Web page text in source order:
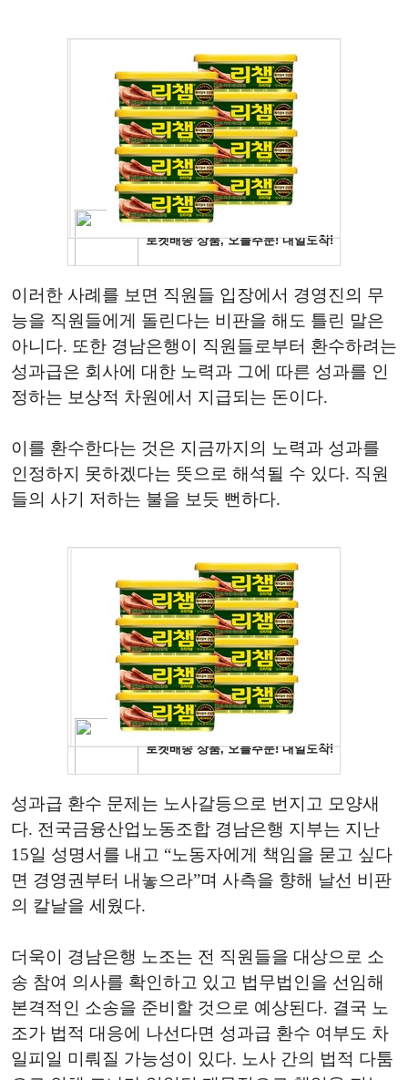
이러한 사례를 보면 직원들 입장에서 경영진의 무
능을 직원들에게 돌린다는 비판을 해도 틀린 말은
아니다. 또한 경남은행이 직원들로부터 환수하려는
성과급은 회사에 대한 노력과 그에 따른 성과를 인
정하는 보상적 차원에서 지급되는 돈이다.
이를 환수한다는 것은 지금까지의 노력과 성과를
인정하지 못하겠다는 뜻으로 해석될 수 있다. 직원
들의 사기 저하는 불을 보듯 뻔하다.
성과급 환수 문제는 노사갈등으로 번지고 모양새
다. 전국금융산업노동조합 경남은행 지부는 지난
15일 성명서를 내고 “노동자에게 책임을 묻고 싶다
면 경영권부터 내놓으라”며 사측을 향해 날선 비판
의 칼날을 세웠다.
더욱이 경남은행 노조는 전 직원들을 대상으로 소
송 참여 의사를 확인하고 있고 법무법인을 선임해
본격적인 소송을 준비할 것으로 예상된다. 결국 노
조가 법적 대응에 나선다면 성과급 환수 여부도 차
일피일 미뤄질 가능성이 있다. 노사 간의 법적 다툼